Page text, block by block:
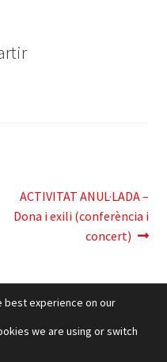
Pròxima
entrada:
ACTIVITAT ANUL·LADA –
Dona i exili (conferència i
concert)
best experience on our
we are using or switch